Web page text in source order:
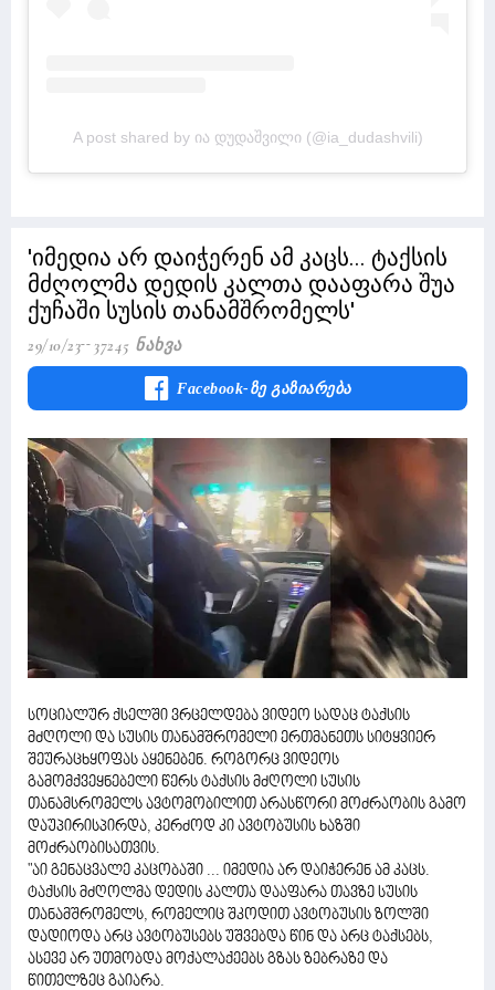
A post shared by ია დუდაშვილი (@ia_dudashvili)
'იმედია არ დაიჭერენ ამ კაცს... ტაქსის
მძღოლმა დედის კალთა დააფარა შუა
ქუჩაში სუსის თანამშრომელს'
29/10/23 37245 Ნახვა
Facebook-Ზე Გაზიარება
სოციალურ ქსელში ვრცელდება ვიდეო სადაც ტაქსის
მძღოლი და სუსის თანამშრომელი ერთმანეთს სიტყვიერ
შეურაცხყოფას აყენებენ. როგორც ვიდეოს
გამომქვეყნებელი წერს ტაქსის მძღოლი სუსის
თანამსრომელს ავტომობილით არასწორი მოძრაობის გამო
დაუპირისპირდა, კერძოდ კი ავტობუსის ხაზში
მოძრაობისათვის.
"აი გენაცვალე კაცობაში ... იმედია არ დაიჭერენ ამ კაცს.
ტაქსის მძღოლმა დედის კალთა დააფარა თავზე სუსის
თანამშრომელს, რომელიც შკოდით ავტობუსის ზოლში
დადიოდა არც ავტობუსებს უშვებდა წინ და არც ტაქსებს,
ასევე არ უთმობდა მოქალაქეებს გზას ზებრაზე და
წითელზეც გაიარა.